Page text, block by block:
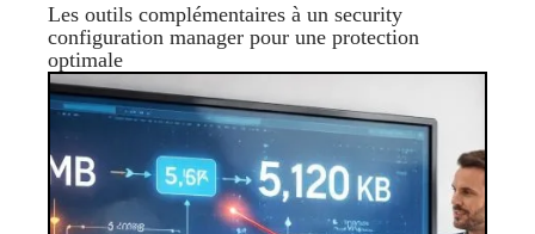
Les outils complémentaires à un security
configuration manager pour une protection
optimale